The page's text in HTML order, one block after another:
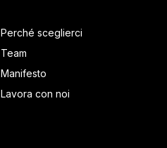
Perché sceglierci
Team
Manifesto
Lavora con noi